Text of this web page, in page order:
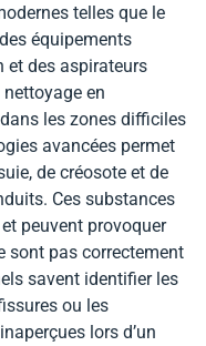
telles que le
équipements
et des aspirateurs
en
les zones difficiles
avancées permet
de créosote et de
Ces substances
peuvent provoquer
sont pas correctement
savent identifier les
ou les
lors d’un